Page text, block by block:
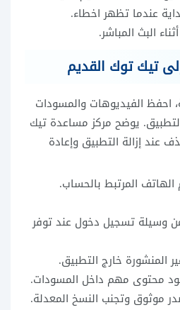
عندما تظهر اخطاء.
البث المباشر.
تيك توك القديم
احفظ الفيديوهات والمسودات
يوضح مركز مساعدة تيك
عند إزالة التطبيق وإعادة
الهاتف المرتبط بالحساب.
وسيلة تسجيل دخول عند توفر
المنشورة خارج التطبيق.
محتوى مهم داخل المسودات.
موثوق وتجنب النسخ المعدلة.